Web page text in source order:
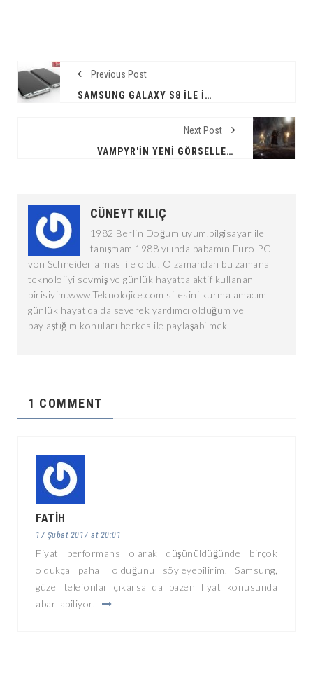
Previous Post
SAMSUNG GALAXY S8 İLE İLGILI HER ŞEY!
Next Post
VAMPYR'IN YENI GÖRSELLERI YAYINLANDI
CÜNEYT KILIÇ
1982 Berlin Doğumluyum,bilgisayar ile
tanışmam 1988 yılında babamın Euro PC
von Schneider alması ile oldu. O zamandan bu zamana
teknolojiyi sevmiş ve günlük hayatta aktif kullanan
birisiyim.www.Teknolojice.com sitesini kurma amacım
günlük hayat'da da severek yardımcı olduğum ve
paylaştığım konuları herkes ile paylaşabilmek
1 COMMENT
FATIH
17 Şubat 2017 at 20:01
Fiyat performans olarak düşünüldüğünde birçok
oldukça pahalı olduğunu söyleyebilirim. Samsung,
güzel telefonlar çıkarsa da bazen fiyat konusunda
abartabiliyor.